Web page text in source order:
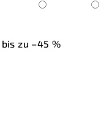
bis zu –45 %